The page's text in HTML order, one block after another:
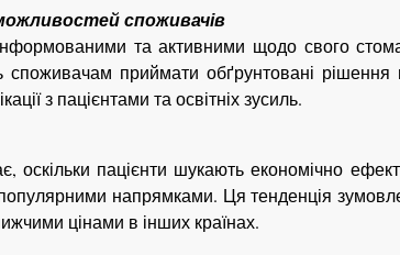
споживачів
та активними щодо свого
споживачам приймати обґрунтовані
з пацієнтами та освітніх зусиль.
оскільки пацієнти шукають економічно
напрямками. Ця тенденція
цінами в інших країнах.